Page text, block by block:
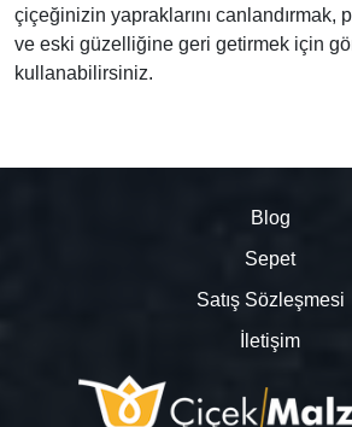
çiçeğinizin yapraklarını canlandırmak,
ve eski güzelliğine geri getirmek için
kullanabilirsiniz.
Blog
Sepet
Satış Sözleşmesi
İletişim